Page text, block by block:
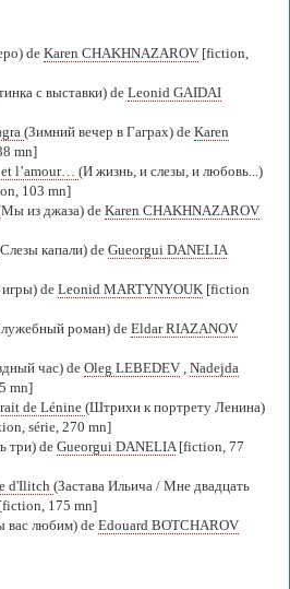
de Karen CHAKHNAZAROV [fiction,
с выставки) de Leonid GAIDAI
(Зимний вечер в Гаграх) de Karen
mn]
l’amour… (И жизнь, и слезы, и любовь...)
103 mn]
из джаза) de Karen CHAKHNAZAROV
капали) de Gueorgui DANELIA
de Leonid MARTYNYOUK [fiction
роман) de Eldar RIAZANOV
час) de Oleg LEBEDEV
Nadejda
mn]
de Lénine (Штрихи к портрету Ленина)
série, 270 mn]
три) de Gueorgui DANELIA [fiction, 77
d'Ilitch (Застава Ильича / Мне двадцать
[fiction, 175 mn]
вас любим) de Edouard BOTCHAROV